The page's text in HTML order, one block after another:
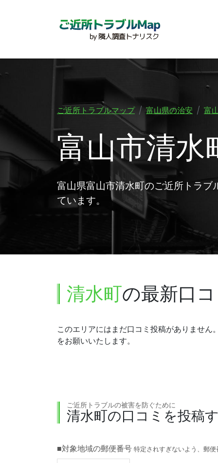
ご近所トラブルマップ 富山県の治安 富
富山市清
富山県富山市清水町のご近所トラ
ています。
清水町の最新口
このエリアにはまだ口コミ投稿がありませ
をお願いいたします。
ご近所トラブルの被害を防ぐために
清水町の口コミを投稿
■対象地域の郵便番号 特定されすぎないよう、郵